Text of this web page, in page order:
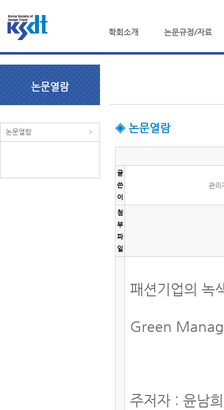
학회소개 논문규정/자료
논문열람
논문열람 ◈ 논문열람
글
쓴
이
관리
첨
부
파
일
패션기업의 녹
Green
주저자 : 윤남